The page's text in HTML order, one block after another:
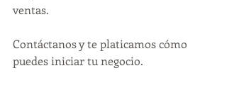
ventas.
Contáctanos y te platicamos cómo
puedes iniciar tu negocio.